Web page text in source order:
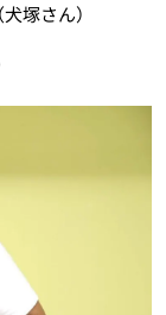
塚さん）